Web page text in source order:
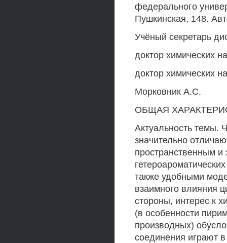
федерального
Пушкинская, 148.
Учёный секретарь
доктор химических
доктор химических
Морковник А.С.
ОБЩАЯ
Актуальность темы.
значительно
пространственным и
также удобными
взаимного влияния
стороны, интерес к
(в особенности
производных)
соединения играют